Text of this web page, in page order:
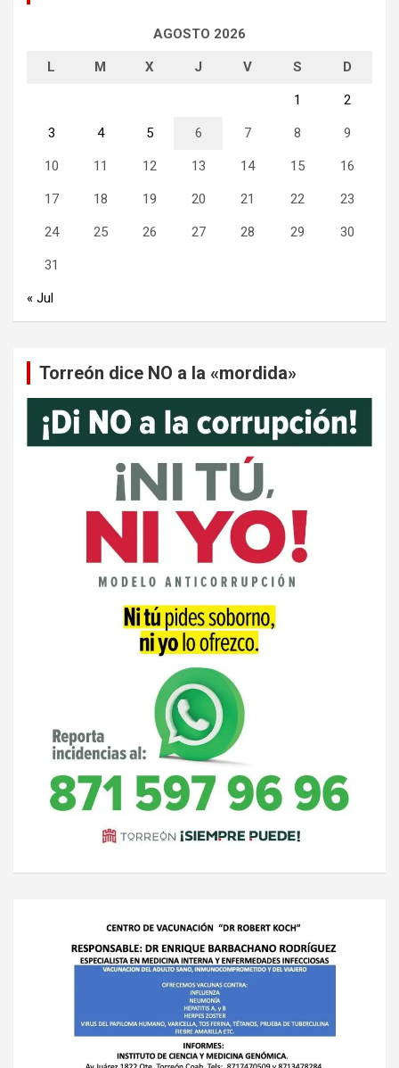
AGOSTO 2026
L M X J V S D
1 2
3 4 5 6 7 8 9
10 11 12 13 14 15 16
17 18 19 20 21 22 23
24 25 26 27 28 29 30
31
« Jul
Torreón dice NO a la «mordida»